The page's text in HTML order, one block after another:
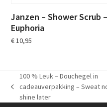
Janzen – Shower Scrub
Euphoria
€10,95
previous
post:
100 % Leuk – Douchegel in
cadeauverpakking – Sweat
shine later